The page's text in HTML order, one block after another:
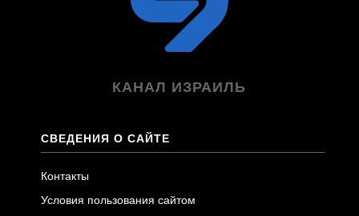
КАНАЛ ИЗРАИЛЬ
СВЕДЕНИЯ О САЙТЕ
Контакты
Условия пользования сайтом